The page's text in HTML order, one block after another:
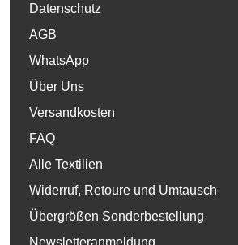
Datenschutz
AGB
WhatsApp
Über Uns
Versandkosten
FAQ
Alle Textilien
Widerruf, Retoure und Umtausch
Übergrößen Sonderbestellung
Newsletteranmeldung